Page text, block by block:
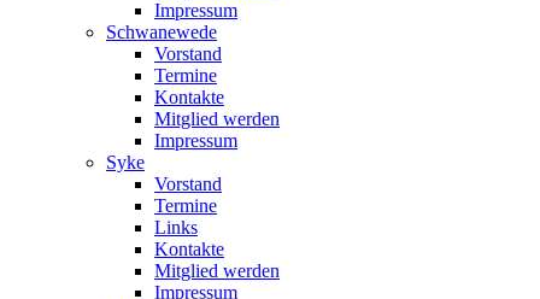
Impressum
Schwanewede
Vorstand
Termine
Kontakte
Mitglied werden
Impressum
Syke
Vorstand
Termine
Links
Kontakte
Mitglied werden
Impressum